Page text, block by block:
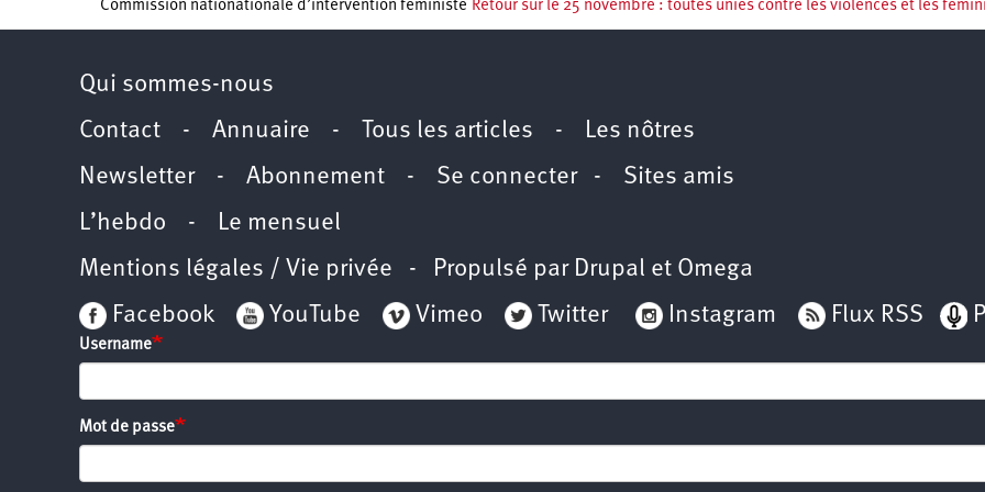
Commission nationationale d’intervention féministe Retour sur le 25 novembre : toutes unies contre les violences et les
Qui sommes-nous
Contact - Annuaire - Tous les articles - Les nôtres
Newsletter- Abonnement - Se connecter- Sites amis
L’hebdo - Le mensuel
Mentions légales / Vie privée - Propulsé par Drupal et Omega
Facebook
YouTube Vimeo Twitter Instagram Flux RSS
Username
Mot de passe